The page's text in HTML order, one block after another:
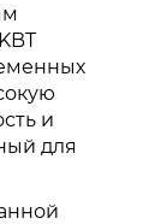
и
для